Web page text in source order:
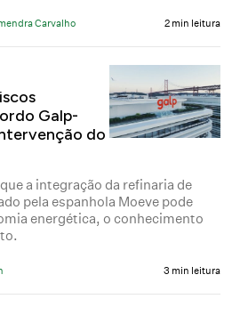
Carvalho 2 min leitura
Galp-
do
a integração da refinaria de
pela espanhola Moeve pode
energética, o conhecimento
3 min leitura